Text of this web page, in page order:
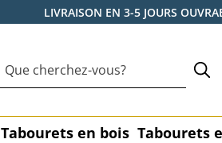
LIVRAISON EN 3-5 JOURS
Tabourets en bois Tabourets